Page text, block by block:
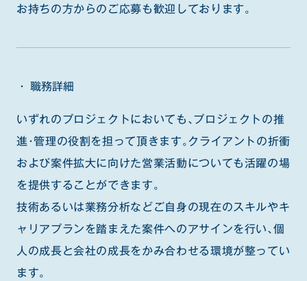
お持ちの方からのご応募も歓迎しております。
職務詳細
いずれのプロジェクトにおいても、プロジェクトの推
進・管理の役割を担って頂きます。クライアントの折衝
および案件拡大に向けた営業活動についても活躍の場
を提供することができます。
技術あるいは業務分析などご自身の現在のスキルやキ
ャリアプランを踏まえた案件へのアサインを行い、個
人の成長と会社の成長をかみ合わせる環境が整ってい
ます。